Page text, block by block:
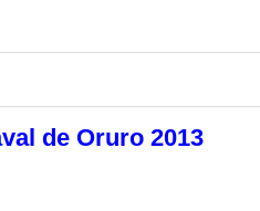
de Oruro 2013